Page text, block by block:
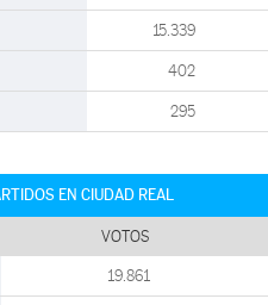
15.339
402
295
EN CIUDAD REAL
VOTOS
19.861